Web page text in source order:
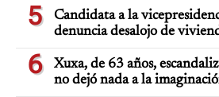
5
Candidata a la
denuncia desalojo de
6
Xuxa, de 63 años,
no dejó nada a la